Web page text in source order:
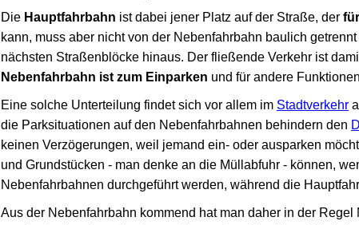
Die Hauptfahrbahn ist dabei jener Platz auf der Straße, der
kann, muss aber nicht von der Nebenfahrbahn baulich
nächsten Straßenblöcke hinaus. Der fließende Verkehr ist
Nebenfahrbahn ist zum Einparken und für andere
Eine solche Unterteilung findet sich vor allem im Stadtverkehr
die Parksituationen auf den Nebenfahrbahnen behindern den
keinen Verzögerungen, weil jemand ein- oder ausparken
und Grundstücken - man denke an die Müllabfuhr - können,
Nebenfahrbahnen durchgeführt werden, während die
Aus der Nebenfahrbahn kommend hat man daher in der